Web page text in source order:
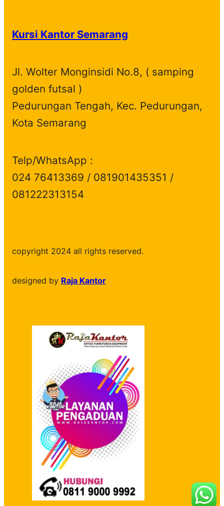
Kursi Kantor Semarang
Jl. Wolter Monginsidi No.8, ( samping
golden futsal )
Pedurungan Tengah, Kec. Pedurungan,
Kota Semarang
Telp/WhatsApp :
024 76413369 / 081901435351 /
081222313154
copyright 2024 all rights reserved.
designed by Raja Kantor